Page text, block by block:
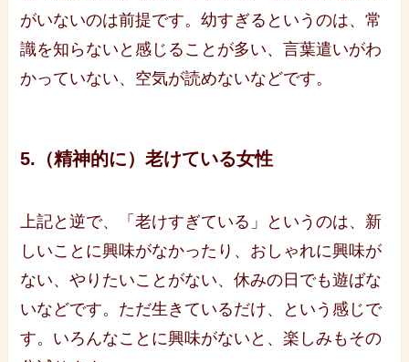
がいないのは前提です。幼すぎるというのは、常
識を知らないと感じることが多い、言葉遣いがわ
かっていない、空気が読めないなどです。
5.（精神的に）老けている女性
上記と逆で、「老けすぎている」というのは、新
しいことに興味がなかったり、おしゃれに興味が
ない、やりたいことがない、休みの日でも遊ばな
いなどです。ただ生きているだけ、という感じで
す。いろんなことに興味がないと、楽しみもその